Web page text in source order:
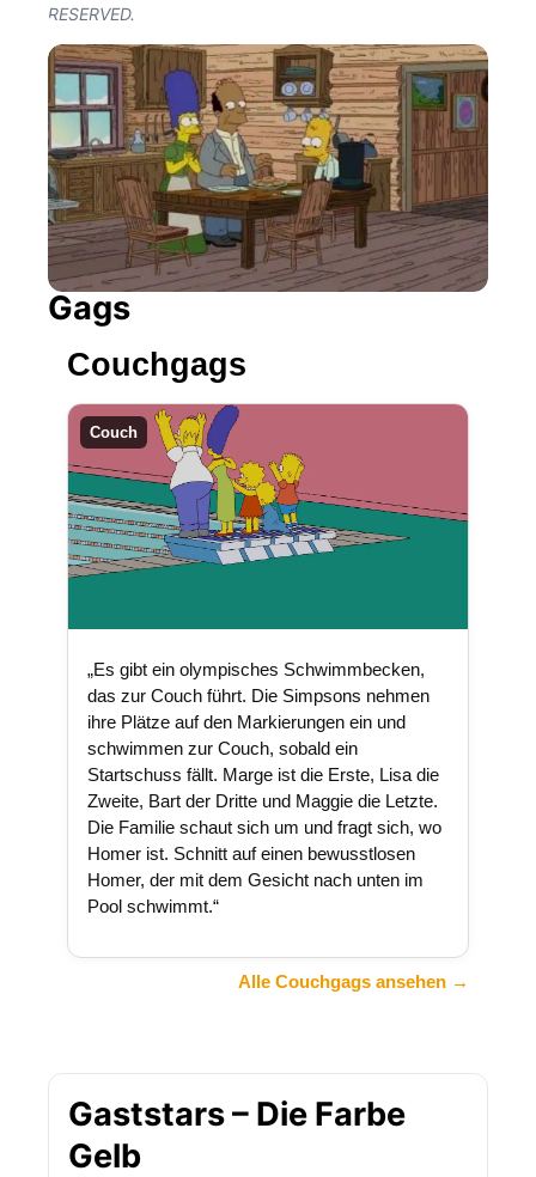
RESERVED.
Gags
Couchgags
Couch
„Es gibt ein olympisches Schwimmbecken,
das zur Couch führt. Die Simpsons nehmen
ihre Plätze auf den Markierungen ein und
schwimmen zur Couch, sobald ein
Startschuss fällt. Marge ist die Erste, Lisa die
Zweite, Bart der Dritte und Maggie die Letzte.
Die Familie schaut sich um und fragt sich, wo
Homer ist. Schnitt auf einen bewusstlosen
Homer, der mit dem Gesicht nach unten im
Pool schwimmt.“
Alle Couchgags ansehen →
Gaststars – Die Farbe
Gelb